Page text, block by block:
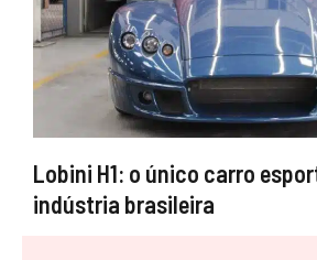
Lobini H1: o único carro
indústria brasileira